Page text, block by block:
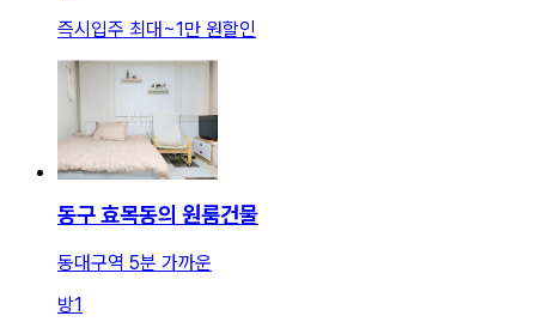
즉시입주 최대~1만 원할인
동구 효목동의 원룸건물
동대구역 5분 가까운
방1